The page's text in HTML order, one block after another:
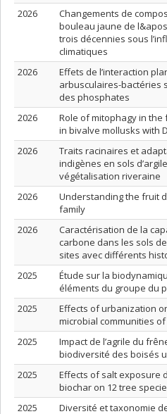
2026
Changements de
bouleau jaune de
trois décennies sous
climatiques
2026
Effets de l’interaction
arbusculaires-bactéries
des phosphates
2026
Role of mitophagy in
in bivalve mollusks with
2026
Traits racinaires et
indigènes en sols
végétalisation riveraine
2026
Understanding the fruit
family
2026
Caractérisation de la
carbone dans les sols
sites avec différents
2025
Étude sur la
éléments du groupe du
2025
Effects of urbanization
microbial communities
2025
Impact de l’agrile du
biodiversité des boisés
2025
Effects of salt exposure
biochar on 12 tree
2025
Diversité et taxonomie